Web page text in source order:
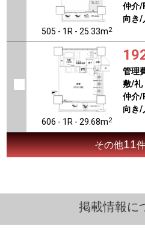
505 - 1R - 25.33m2
仲介/
向き/
606 - 1R - 29.68m2
管理
敷/礼
仲介/
向き/
その他11
掲載情報に